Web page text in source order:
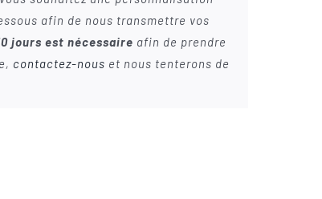
afin de nous transmettre vos
jours est nécessaire afin de prendre
contactez-nous et nous tenterons de